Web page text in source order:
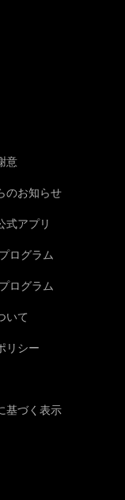
意
のお知らせ
式アプリ
ログラム
ログラム
いて
リシー
基づく表示